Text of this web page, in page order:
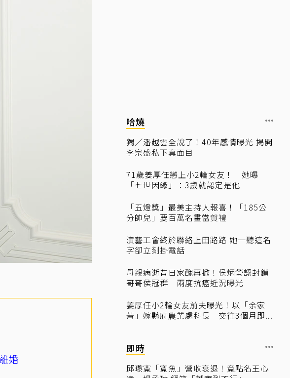
婚
哈燒
獨／潘越雲全說了！40年感情曝光 揭開
李宗盛私下真面目
71歲姜厚任戀上小2輪女友！ 她曝
「七世因緣」：3歲就認定是他
「五燈獎」最美主持人報喜！「185公
分帥兒」要百萬名畫當賀禮
演藝工會終於聯絡上田路路 她一聽這名
字卻立刻掛電話
母親病逝昔日家醜再掀！侯炳瑩認封鎖
哥哥侯冠群 兩度抗癌近況曝光
姜厚任小2輪女友前夫曝光！以「余家
菁」嫁縣府農業處科長 交往3個月即...
即時
邱瓈寬「寬魚」營收衰退！竟點名王心